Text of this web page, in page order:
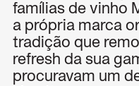
famílias de vinho
a própria marca
tradição que
refresh da sua
procuravam um